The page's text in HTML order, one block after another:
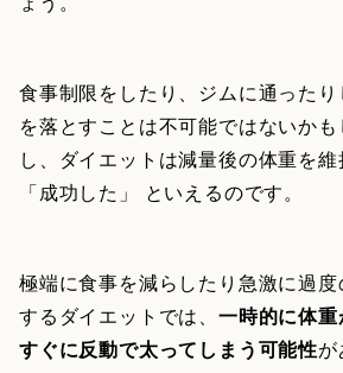
食事制限をしたり、ジムに通った
を落とすことは不可能ではないか
し、ダイエットは減量後の体重を
「成功した」 といえるのです。
極端に食事を減らしたり急激に過度
するダイエットでは、一時的に体
すぐに反動で太ってしまう可能性